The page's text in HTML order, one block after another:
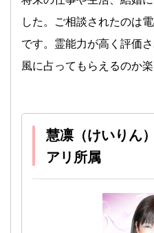
した。ご相談されたのは
です。霊能力が高く評価
風に占ってもらえるのか楽
慧凛（けいりん
アリ所属